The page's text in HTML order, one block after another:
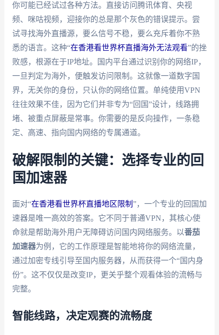
你可能已经试过各种方法。直接访问腾讯体育、央视
频、咪咕视频，迎接你的总是那个灰色的错误提示。尝
试寻找海外直播源，要么信号不稳，要么充斥着你不熟
悉的语言。这种“在香港看世界杯直播海外无法观看”的挫
败感，根源在于IP地址。国内平台通过识别你的网络IP，
一旦判定为海外，便触发访问限制。这就像一道数字国
界，无关你的身份，只认你的网络位置。单纯使用VPN
往往效果不佳，因为它们并非专为“回国”设计，线路拥
堵、被重点屏蔽是常事。你需要的是反向操作，一条稳
定、高速、指向国内网络的专属通道。
破解限制的关键：选择专业的回
国加速器
面对“在香港看世界杯直播地区限制 ”，一个专业的回国加
速器是唯一高效的答案。它不同于普通VPN，其核心使
命就是帮助海外用户无障碍访问国内网络服务。以番茄
加速器为例，它的工作原理是智能地将你的网络流量，
通过加密专线引导至国内服务器，从而获得一个“国内身
份”。这不仅仅是改变IP，更关乎整个观看体验的流畅与
完整。
智能线路，决定观赛的流畅度